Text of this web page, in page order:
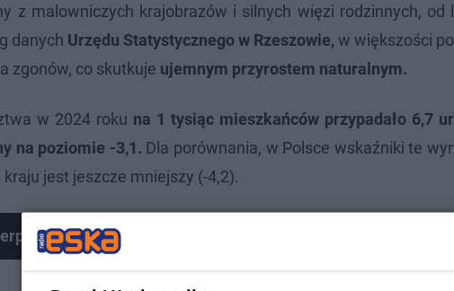
z malowniczych krajobrazów i silnych więzi rodzinnych,
danych Urzędu Statystycznego w Rzeszowie, w większości
zgonów, co skutkuje ujemnym przyrostem naturalnym.
w 2024 roku na 1 tysiąc mieszkańców przypadało 6,7
na poziomie -3,1. Dla porównania, w Polsce wskaźniki te
jest jeszcze mniejszy (-4,2).
dzieci w Internecie